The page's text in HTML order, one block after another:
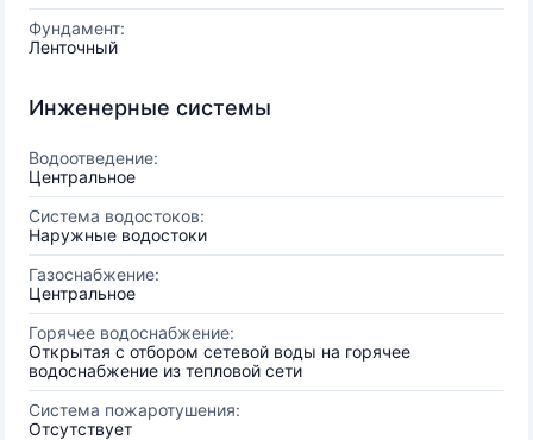
Фундамент:
Ленточный
Инженерные системы
Водоотведение:
Центральное
Система водостоков:
Наружные водостоки
Газоснабжение:
Центральное
Горячее водоснабжение:
Открытая с отбором сетевой воды на горячее
водоснабжение из тепловой сети
Система пожаротушения:
Отсутствует